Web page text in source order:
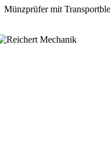
mit